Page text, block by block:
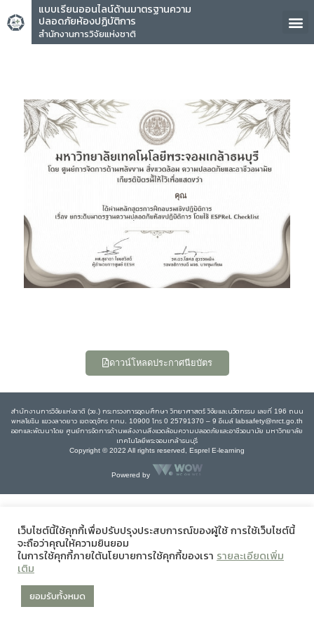
แบบเรียนออนไลน์ด้านมาตรฐานความ
ปลอดภัยห้องปฏิบัติการ
สำนักงานการวิจัยแห่งชาติ
คุณ
ดาวน์โหลดประกาศนียบัตร
สำนักงานการวิจัยแห่งชาติ (วช.) กระทรวงการอุดมศึกษา วิทยาศาสตร์ วิจัยและนวัตกรรม เลขที่ 196 ถนน
พหลโยธิน แขวงลาดยาว เขตจตุจักร กทม. 10900 โทร 0 25791370 – 9 อีเมล์ labsafety@nrct.go.th
ออกและพัฒนาโดย ศูนย์การจัดการด้านพลังงานสิ่งแวดล้อมความปลอดภัยและอาชีวอนามัย มหาวิทยาลัย
เทคโนโลยีพระจอมเกล้าธนบุรี
Copyright © 2022 All rights reserved, Esprel E-learning
Powered by
เว็บไซต์นี้ใช้คุกกี้เพื่อปรับปรุงประสบการณ์ของผู้ใช้ การใช้เว็บไซต์นี้
จะถือว่าคุณให้ความยินยอม
ในการใช้คุกกี้ภายใต้นโยบายการใช้คุกกี้ของเรา รายละเอียดเพิ่ม
เติม
ยอมรับทั้งหมด